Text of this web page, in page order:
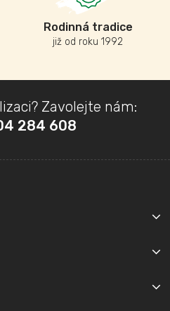
Rodinná tradice
již od roku 1992
Zavolejte nám:
284 608